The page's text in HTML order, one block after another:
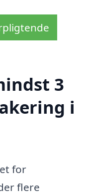
3
i
for
flere